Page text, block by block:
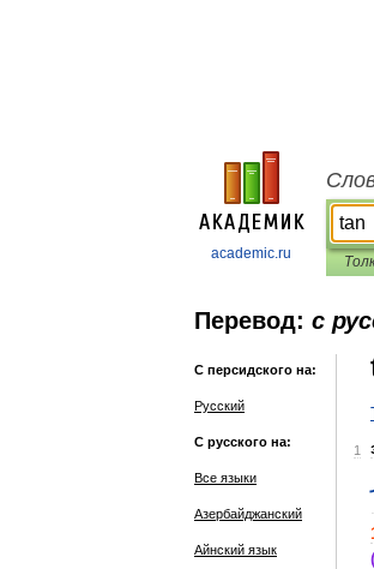
academic.ru
Перевод: с
С персидского на:
Русский
С русского на:
Все языки
Азербайджанский
Айнский язык
1